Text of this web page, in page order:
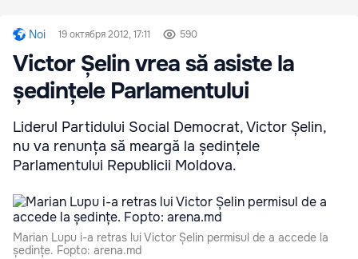
Noi 19 октября 2012, 17:11 590
Victor Șelin vrea să asiste la
ședințele Parlamentului
Liderul Partidului Social Democrat, Victor Șelin,
nu va renunța să meargă la ședințele
Parlamentului Republicii Moldova.
Marian Lupu i-a retras lui Victor Șelin permisul de a accede la
ședințe. Fopto: arena.md